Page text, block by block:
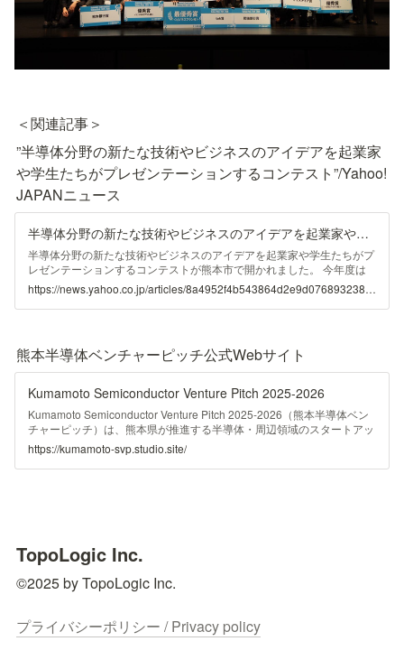
＜関連記事＞
”半導体分野の新たな技術やビジネスのアイデアを起業家
や学生たちがプレゼンテーションするコンテスト”/Yahoo!
JAPANニュース
半導体分野の新たな技術やビジネスのアイデアを起業家や学生たちがプレゼンテーションするコンテスト（TKUテレビ熊本） - Yahoo!ニュース
半導体分野の新たな技術やビジネスのアイデアを起業家や学生たちがプ
レゼンテーションするコンテストが熊本市で開かれました。 今年度は
世界で１００兆円。２０３５年度には１８０兆円規模へと 成長を維持
する
https://news.yahoo.co.jp/articles/8a4952f4b543864d2e9d076893238d88f0fc778f
熊本半導体ベンチャーピッチ公式Webサイト
Kumamoto Semiconductor Venture Pitch 2025-2026
Kumamoto Semiconductor Venture Pitch 2025-2026（熊本半導体ベン
チャーピッチ）は、熊本県が推進する半導体・周辺領域のスタートアッ
プのための公式ピッチイベントです。合言葉は “Higher Integration,
Higher Impact.”。
https://kumamoto-svp.studio.site/
TopoLogic Inc.
©2025 by TopoLogic Inc.
プライバシーポリシー / Privacy policy